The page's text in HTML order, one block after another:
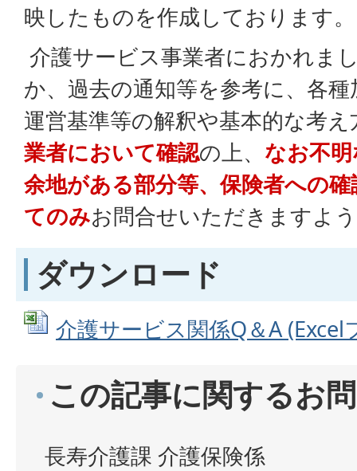
映したものを作成しております。
介護サービス事業者におかれま
か、過去の通知等を参考に、各
運営基準等の解釈や基本的な考
業者において確認の上、 なお不
余地がある部分等、保険者への
てのみお問合せいただきますよ
ダウンロード
介護サービス関係Q＆A
この記事に関するお
長寿介護課 介護保険係